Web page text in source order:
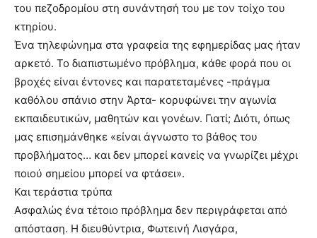
του πεζοδρομίου στη συνάντησή του με τον τοίχο του
κτηρίου.
Ένα τηλεφώνημα στα γραφεία της εφημερίδας μας ήταν
αρκετό. Το διαπιστωμένο πρόβλημα, κάθε φορά που οι
βροχές είναι έντονες και παρατεταμένες -πράγμα
καθόλου σπάνιο στην Άρτα- κορυφώνει την αγωνία
εκπαιδευτικών, μαθητών και γονέων. Γιατί; Διότι, όπως
μας επισημάνθηκε «είναι άγνωστο το βάθος του
προβλήματος… και δεν μπορεί κανείς να γνωρίζει μέχρι
ποιού σημείου μπορεί να φτάσει».
Και τεράστια τρύπα
Ασφαλώς ένα τέτοιο πρόβλημα δεν περιγράφεται από
απόσταση. Η διευθύντρια, Φωτεινή Λισγάρα,